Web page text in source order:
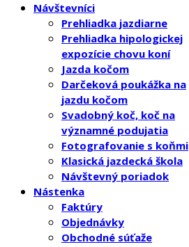
Návštevníci
Prehliadka jazdiarne
Prehliadka hipologickej
expozície chovu koní
Jazda kočom
Darčeková poukážka na
jazdu kočom
Svadobný koč, koč na
významné podujatia
Fotografovanie s koňmi
Klasická jazdecká škola
Návštevný poriadok
Nástenka
Faktúry
Objednávky
Obchodné súťaže